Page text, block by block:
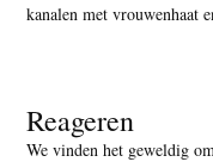
kanalen met vrouwenhaat
Reageren
We vinden het geweldig